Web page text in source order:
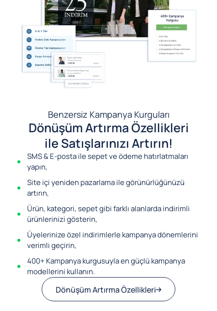
Benzersiz Kampanya Kurguları
Dönüşüm Artırma Özellikleri
ile Satışlarınızı Artırın!
SMS & E-posta ile sepet ve ödeme hatırlatmaları
yapın,
Site içi yeniden pazarlama ile görünürlüğünüzü
artırın,
Ürün, kategori, sepet gibi farklı alanlarda indirimli
ürünlerinizi gösterin,
Üyelerinize özel indirimlerle kampanya dönemlerini
verimli geçirin,
400+ Kampanya kurgusuyla en güçlü kampanya
modellerini kullanın.
Dönüşüm Artırma Özellikleri